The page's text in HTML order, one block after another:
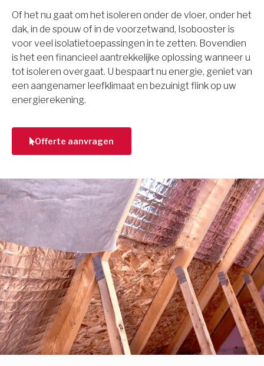
Of het nu gaat om het isoleren onder de vloer, onder het
dak, in de spouw of in de voorzetwand, Isobooster is
voor veel isolatietoepassingen in te zetten. Bovendien
is het een financieel aantrekkelijke oplossing wanneer u
tot isoleren overgaat. U bespaart nu energie, geniet van
een aangenamer leefklimaat en bezuinigt flink op uw
energierekening.
Offerte aanvragen